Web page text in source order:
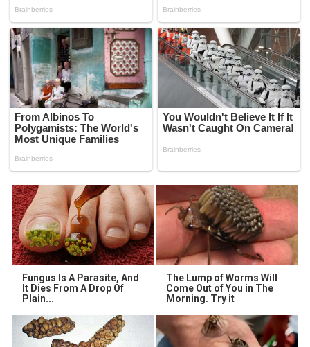
Fungus Is A Parasite, And
It Dies From A Drop Of
Plain...
The Lump of Worms Will
Come Out of You in The
Morning. Try it